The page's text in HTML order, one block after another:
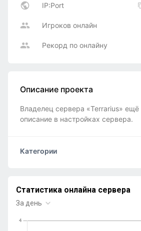
IP:Port
Игроков онлайн
Рекорд по онлайну
Описание проекта
Владелец сервера «Terrarius»
описание в настройках сервера.
Категории